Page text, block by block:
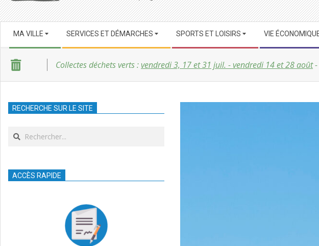
SAINT-
MARD
Navigation
Menu
MA VILLE SERVICES ET DÉMARCHES SPORTS ET LOISIRS VIE
Collectes déchets verts :vendredi 3, 17 et 31 juil. - vendredi 14 et 28 août-
RECHERCHE SUR LE SITE
Search
ACCÈS RAPIDE